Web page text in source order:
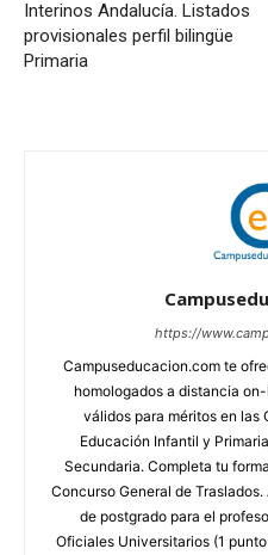
Interinos Andalucía. Listados
provisionales perfil bilingüe
Primaria
https://
Campuseducacion.com te
homologados a distancia
válidos para méritos en las
Educación Infantil y
Secundaria. Completa tu
Concurso General de
de postgrado para el
Oficiales Universitarios (1